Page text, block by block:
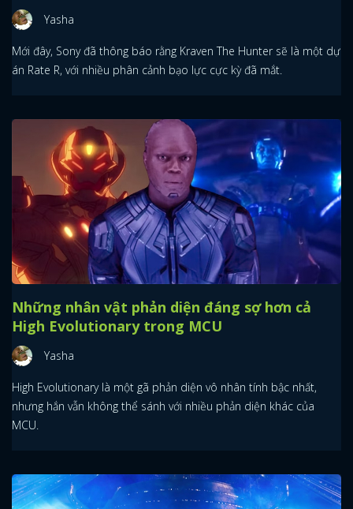
Yasha
Mới đây, Sony đã thông báo rằng Kraven The Hunter sẽ là một dự
án Rate R, với nhiều phân cảnh bạo lực cực kỳ đã mắt.
Những nhân vật phản diện đáng sợ hơn cả
High Evolutionary trong MCU
Yasha
High Evolutionary là một gã phản diện vô nhân tính bậc nhất,
nhưng hắn vẫn không thể sánh với nhiều phản diện khác của
MCU.